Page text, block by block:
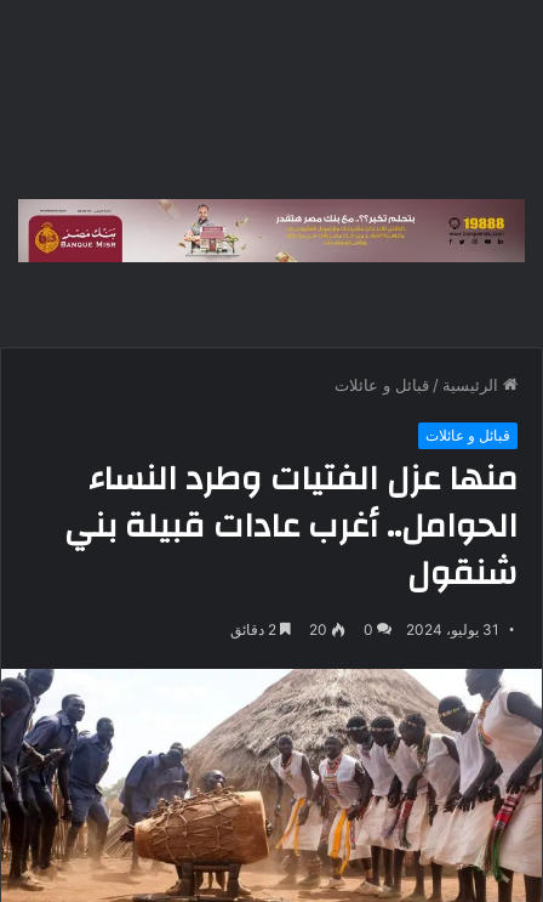
الرئيسية / قبائل و عائلات
قبائل و عائلات
منها عزل الفتيات وطرد النساء
الحوامل.. أغرب عادات قبيلة بني
شنقول
31 يوليو، 2024 0
20